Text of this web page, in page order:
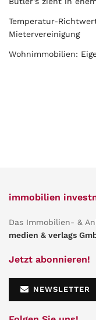
Temperatur-
Mietervereinigung
Wohnimmobilien:
immobilien
Das Immobilien- &
medien & verlags
Jetzt abonnieren!
NEWSLETTER